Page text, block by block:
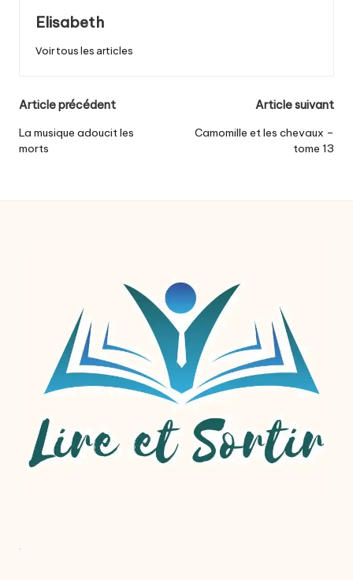
Elisabeth
Voir tous les articles
Post
navigation
Article précédent
La musique adoucit les
morts
Article suivant
Camomille et les chevaux –
tome 13
.